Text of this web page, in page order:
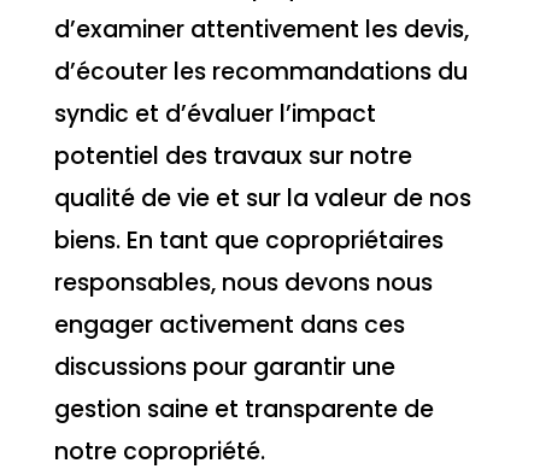
d’examiner attentivement les devis,
d’écouter les recommandations du
syndic et d’évaluer l’impact
potentiel des travaux sur notre
qualité de vie et sur la valeur de nos
biens. En tant que copropriétaires
responsables, nous devons nous
engager activement dans ces
discussions pour garantir une
gestion saine et transparente de
notre copropriété.